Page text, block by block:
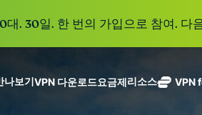
. 30일. 한 번의 가입으로 참여. 다
나보기VPN 다운로드요금제리소스 VPN